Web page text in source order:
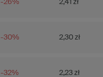
-26% 2,41 zł
-30% 2,30 zł
-32% 2,23 zł